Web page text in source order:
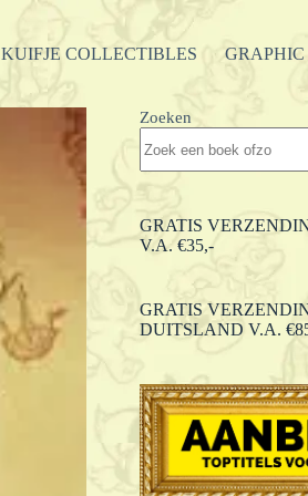
KUIFJE COLLECTIBLES
Zoeken
GRATIS
V.A. €35,-
GRATIS
DUITSLAND V.A.